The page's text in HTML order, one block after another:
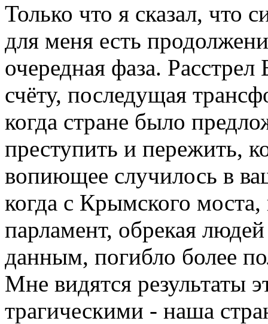
Только что я сказал, что
для меня есть
очередная фаза.
счёту, последущая
когда стране было
преступить и пережить,
вопиющее случилось в
когда с Крымского моста,
парламент, обрекая
данным, погибло более
Мне видятся результаты
трагическими - наша